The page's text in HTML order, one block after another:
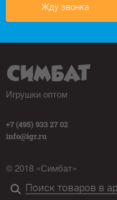
Жду звонка
Игрушки оптом
+7 (495) 933 27 02
info@igr.ru
© 2018 «Симбат»